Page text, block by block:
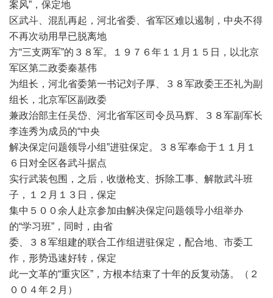
案风”，保定地
区武斗、混乱再起，河北省委、省军区难以遏制，中央不得
不再次动用早已脱离地
方“三支两军”的３８军。１９７６年１１月１５日，以北京
军区第二政委秦基伟
为组长，河北省委第一书记刘子厚、３８军政委王丕礼为副
组长，北京军区副政委
兼政治部主任吴岱、河北省军区司令员马辉、３８军副军长
李连秀为成员的“中央
解决保定问题领导小组”进驻保定。３８军奉命于１１月１
６日对全区各武斗据点
实行武装包围，之后，收缴枪支、拆除工事、解散武斗班
子，１２月１３日，保定
集中５００余人赴京参加由解决保定问题领导小组举办
的“学习班”，同时，由省
委、３８军组建的联合工作组进驻保定，配合地、市委工
作，形势迅速好转，保定
此一文革的“重灾区”，方根本结束了十年的反复动荡。（２
００４年２月）